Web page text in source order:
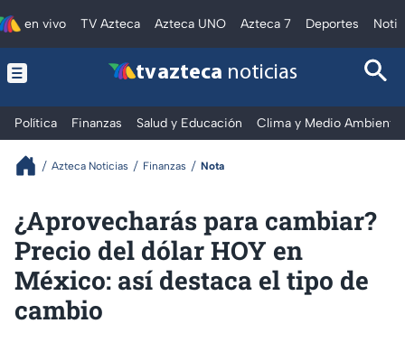
en vivo TV Azteca Azteca UNO Azteca 7 Deportes
tv azteca noticias
Política Finanzas Salud y Educación Clima y Medio Ambiente
Azteca Noticias Finanzas Nota
¿Aprovecharás para cambiar?
Precio del dólar HOY en
México: así destaca el tipo de
cambio